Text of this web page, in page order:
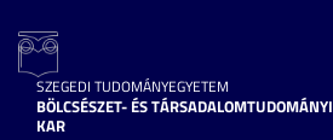
SZEGEDI TUDOMÁNYEGYETEM
BÖLCSÉSZET- ÉS TÁRSADALOMTUDOMÁNYI
KAR